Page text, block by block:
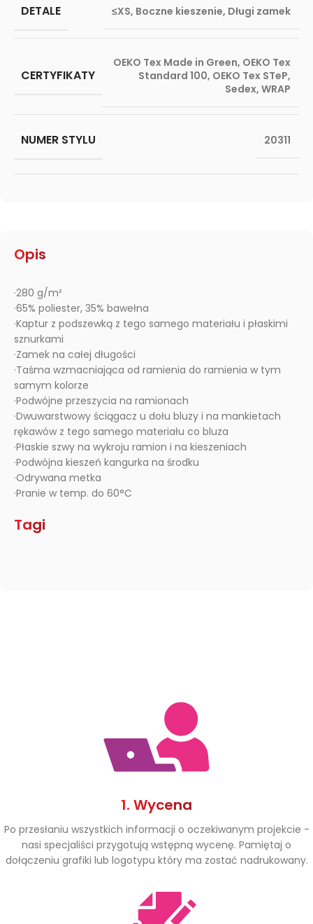
Opis
·280 g/m²
·65% poliester, 35% bawełna
·Kaptur z podszewką z tego samego materiału i płaskimi
sznurkami
·Zamek na całej długości
·Taśma wzmacniająca od ramienia do ramienia w tym
samym kolorze
·Podwójne przeszycia na ramionach
·Dwuwarstwowy ściągacz u dołu bluzy i na mankietach
rękawów z tego samego materiału co bluza
·Płaskie szwy na wykroju ramion i na kieszeniach
·Podwójna kieszeń kangurka na środku
·Odrywana metka
·Pranie w temp. do 60°C
Tagi
DETALE ≤XS, Boczne kieszenie, Długi zamek
CERTYFIKATY
OEKO Tex Made in Green, OEKO Tex
Standard 100, OEKO Tex STeP,
Sedex, WRAP
NUMER STYLU 20311
1. Wycena
Po przesłaniu wszystkich informacji o oczekiwanym projekcie -
nasi specjaliści przygotują wstępną wycenę. Pamiętaj o
dołączeniu grafiki lub logotypu który ma zostać nadrukowany.